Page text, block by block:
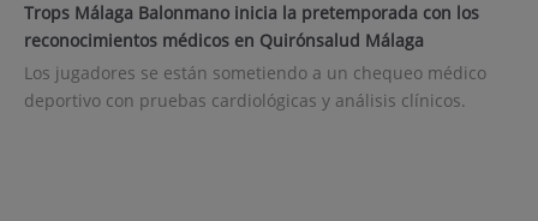
diapositivas:
4
Trops Málaga Balonmano inicia la pretemporada con los
reconocimientos médicos en Quirónsalud Málaga
Los jugadores se están sometiendo a un chequeo médico
deportivo con pruebas cardiológicas y análisis clínicos.